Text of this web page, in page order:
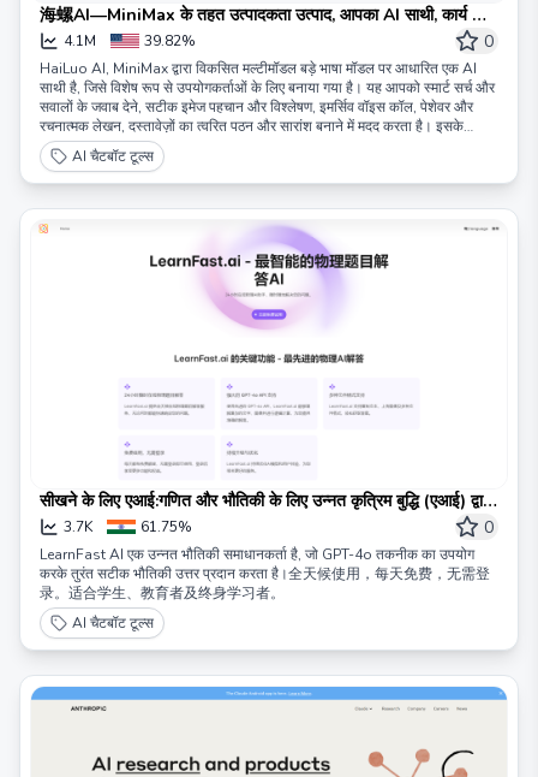
海螺AI—MiniMax के तहत उत्पादकता उत्पाद, आपका AI साथी, कार्य और
अध्ययन की दक्षता को 10 गुना बढ़ाने के लिए।
4.1M 39.82% 0
HaiLuo AI, MiniMax द्वारा विकसित मल्टीमॉडल बड़े भाषा मॉडल पर आधारित एक AI
साथी है, जिसे विशेष रूप से उपयोगकर्ताओं के लिए बनाया गया है। यह आपको स्मार्ट सर्च और
सवालों के जवाब देने, सटीक इमेज पहचान और विश्लेषण, इमर्सिव वॉइस कॉल, पेशेवर और
रचनात्मक लेखन, दस्तावेज़ों का त्वरित पठन और सारांश बनाने में मदद करता है। इसके
अलावा, इसमें एक अनोखा "फ्लोटिंग बॉल" फ़ीचर भी है जो आपके रोजमर्रा के छोटे-मोटे कामों
को आसान बना देता है।
AI चैटबॉट टूल्स
सीखने के लिए एआई:गणित और भौतिकी के लिए उन्नत कृत्रिम बुद्धि (एआई) द्वारा
संचालित अंतिम समस्या हल करने के उपकरण
3.7K 61.75% 0
LearnFast AI एक उन्नत भौतिकी समाधानकर्ता है, जो GPT-4o तकनीक का उपयोग
करके तुरंत सटीक भौतिकी उत्तर प्रदान करता है।全天候使用，每天免费，无需登
录。适合学生、教育者及终身学习者。
AI चैटबॉट टूल्स